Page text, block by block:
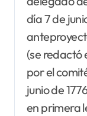
día 7 de
(se redactó
por el
junio de
en primera